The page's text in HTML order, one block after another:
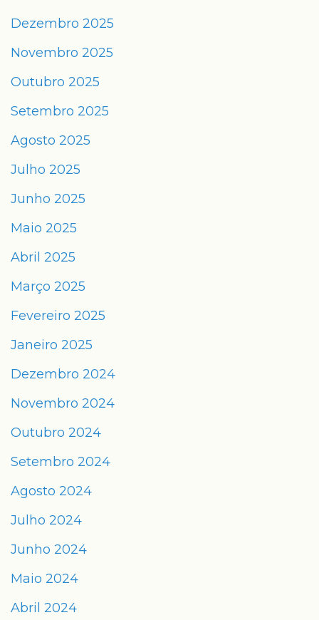
Dezembro 2025
Novembro 2025
Outubro 2025
Setembro 2025
Agosto 2025
Julho 2025
Junho 2025
Maio 2025
Abril 2025
Março 2025
Fevereiro 2025
Janeiro 2025
Dezembro 2024
Novembro 2024
Outubro 2024
Setembro 2024
Agosto 2024
Julho 2024
Junho 2024
Maio 2024
Abril 2024